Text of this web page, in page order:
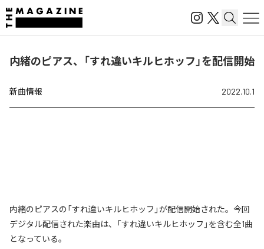
内緒のピアス、「すれ違いキルヒホッフ」を配信開始
新曲情報 2022.10.1
内緒のピアスの「すれ違いキルヒホッフ」が配信開始された。今回
デジタル配信された楽曲は、「すれ違いキルヒホッフ」を含む全1曲
となっている。